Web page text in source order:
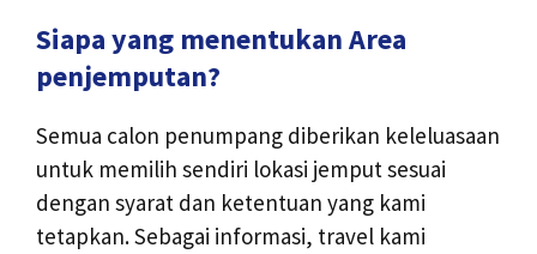
Siapa yang menentukan Area
penjemputan?
Semua calon penumpang diberikan keleluasaan
untuk memilih sendiri lokasi jemput sesuai
dengan syarat dan ketentuan yang kami
tetapkan. Sebagai informasi, travel kami